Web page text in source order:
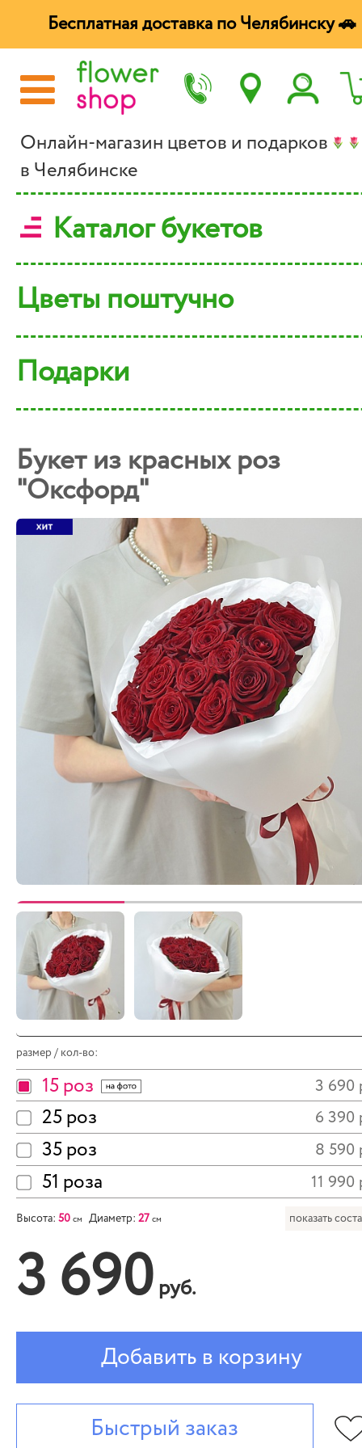
Бесплатная доставка по Челябинску 🚗
Онлайн-магазин цветов и подарков
в Челябинске
Каталог букетов
Цветы поштучно
Подарки
Букет из красных роз
"Оксфорд"
размер / кол-во:
15 роз 3 690
25 роз 6 390
35 роз 8 590
51 роза 11 990
Высота: 50 см Диаметр: 27 см показать
3 690 руб.
Добавить в корзину
Быстрый заказ